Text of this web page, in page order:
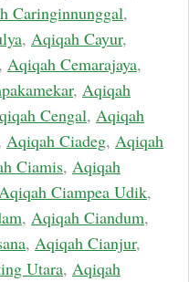
Caringinnunggal,
, Aqiqah Cayur,
, Aqiqah Cemarajaya,
, Aqiqah
Cengal, Aqiqah
Aqiqah Ciadeg, Aqiqah
Ciamis, Aqiqah
Ciampea Udik,
, Aqiqah Ciandum,
, Aqiqah Cianjur,
Utara, Aqiqah